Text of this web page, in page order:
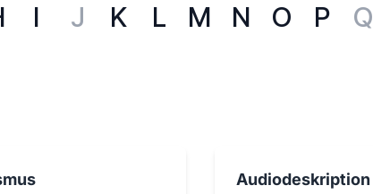
I J K L M N O P Q
Audiodeskription